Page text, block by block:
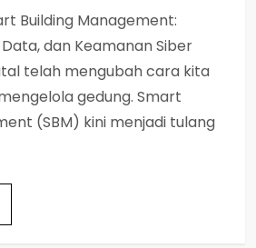
Building Management:
dan Keamanan Siber
telah mengubah cara kita
gedung. Smart
(SBM) kini menjadi tulang